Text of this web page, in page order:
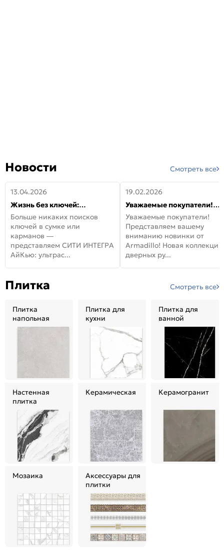
Новости Смотреть все
13.04.2026
Жизнь без ключей:
встречайте новую дверь
СИТИ ИНТЕГРА АйКью!
Больше никаких поисков
ключей в сумке или
карманов —
представляем СИТИ ИНТЕГРА
АйКью: ультрас...
19.02.2026
Уважаемые покупатели!
Представляем вашему
вниманию новинки от
Armadillo!
Уважаемые покупатели!
Представляем вашему
вниманию новинки от
Armadillo! Новая коллекция
дверных ру...
Плитка Смотреть все
Плитка
напольная
Плитка для
кухни
Плитка для
ванной
Настенная
плитка
Керамическая Керамогранит
Мозаика
Аксессуары для
плитки